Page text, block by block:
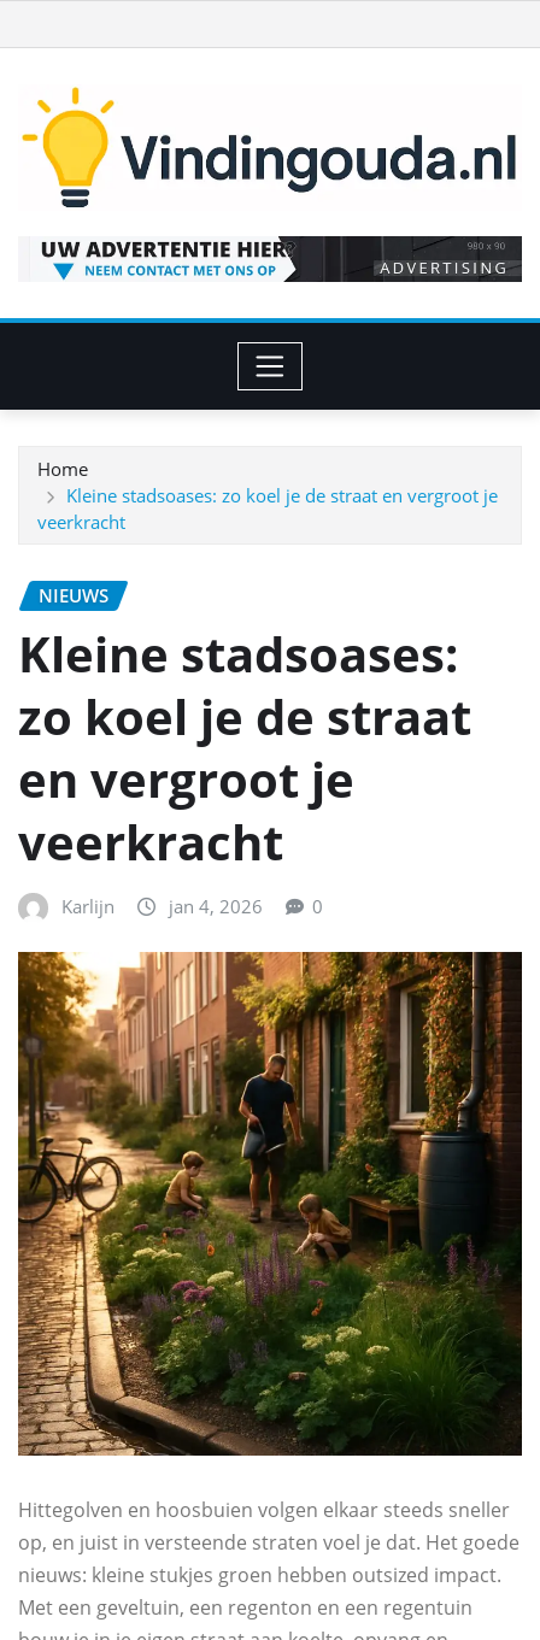
naar
inhoud
Home
Kleine stadsoases: zo koel je de straat en vergroot je
veerkracht
NIEUWS
Kleine stadsoases:
zo koel je de straat
en vergroot je
veerkracht
Karlijn jan 4, 2026 0
Hittegolven en hoosbuien volgen elkaar steeds sneller
op, en juist in versteende straten voel je dat. Het goede
nieuws: kleine stukjes groen hebben outsized impact.
Met een geveltuin, een regenton en een regentuin